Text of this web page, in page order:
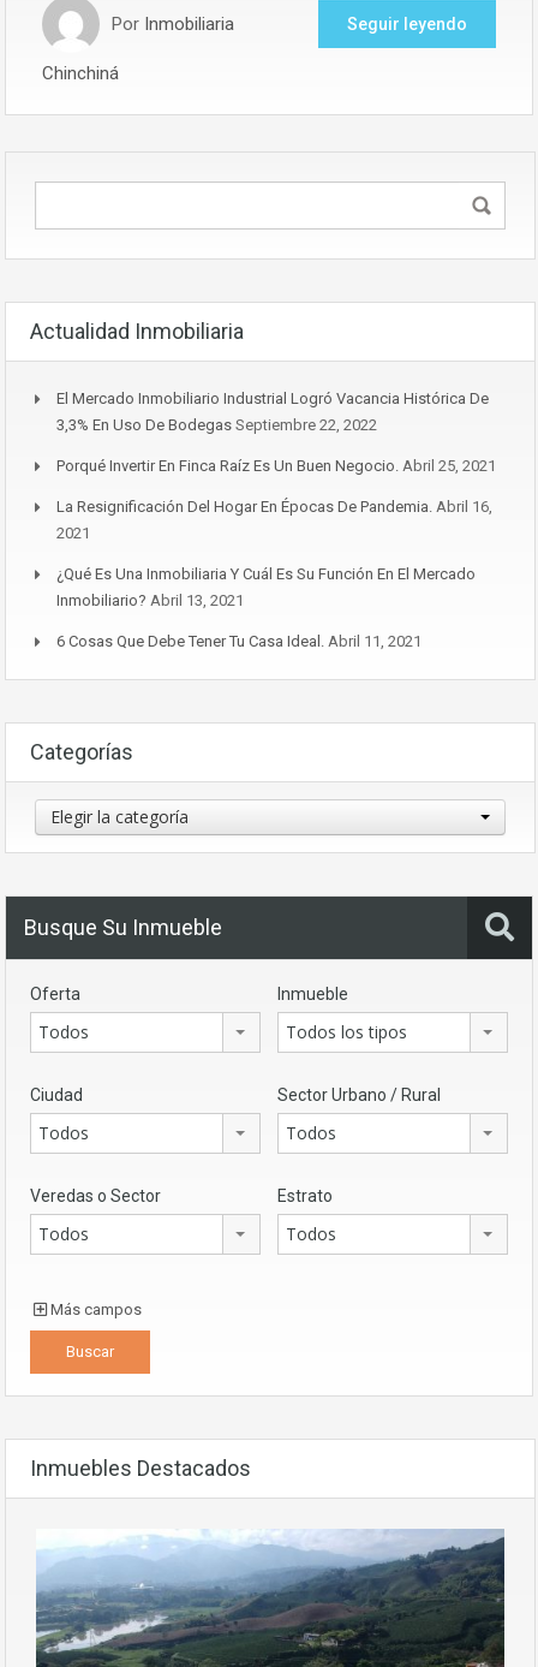
Por Inmobiliaria
Chinchiná
Seguir leyendo
Actualidad Inmobiliaria
El Mercado Inmobiliario Industrial Logró Vacancia Histórica De
3,3% En Uso De Bodegas Septiembre 22, 2022
Porqué Invertir En Finca Raíz Es Un Buen Negocio. Abril 25, 2021
La Resignificación Del Hogar En Épocas De Pandemia. Abril 16,
2021
¿Qué Es Una Inmobiliaria Y Cuál Es Su Función En El Mercado
Inmobiliario? Abril 13, 2021
6 Cosas Que Debe Tener Tu Casa Ideal. Abril 11, 2021
Categorías
Categorías
Elegir la categoría
Busque Su Inmueble
Oferta
Todos
Inmueble
Todos los tipos
Ciudad
Todos
Sector Urbano / Rural
Todos
Veredas o Sector
Todos
Estrato
Todos
Más campos
Inmuebles Destacados